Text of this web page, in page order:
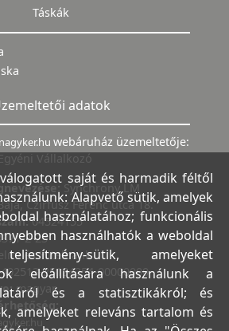
Táskák
adatok
webáruház üzemeltetője:
Vállalkozó
Synchrony LM
Czirfusz Ferenc utca 18.
04524155
2-23
és Hitelbank
25154254-00000000
magyar
saját és harmadik féltől
Alapvető sütik, amelyek
használatához; funkcionális
használhatók a weboldal
sütik, amelyeket
előállítására használunk a
és a statisztikákról; és
amelyeket releváns tartalom és